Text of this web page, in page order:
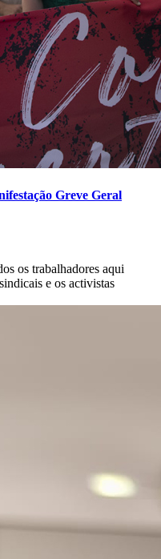
Greve Geral
os trabalhadores aqui
e os activistas